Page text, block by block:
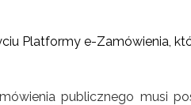
Platformy e-Zamówienia,
publicznego musi